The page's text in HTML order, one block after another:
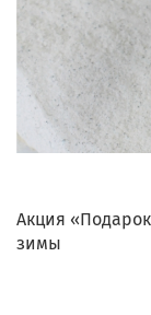
Акция
зимы